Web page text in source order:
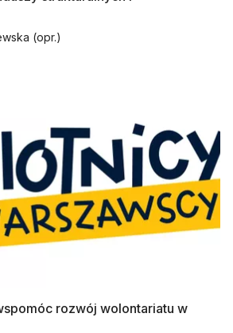
(opr.)
rozwój wolontariatu w